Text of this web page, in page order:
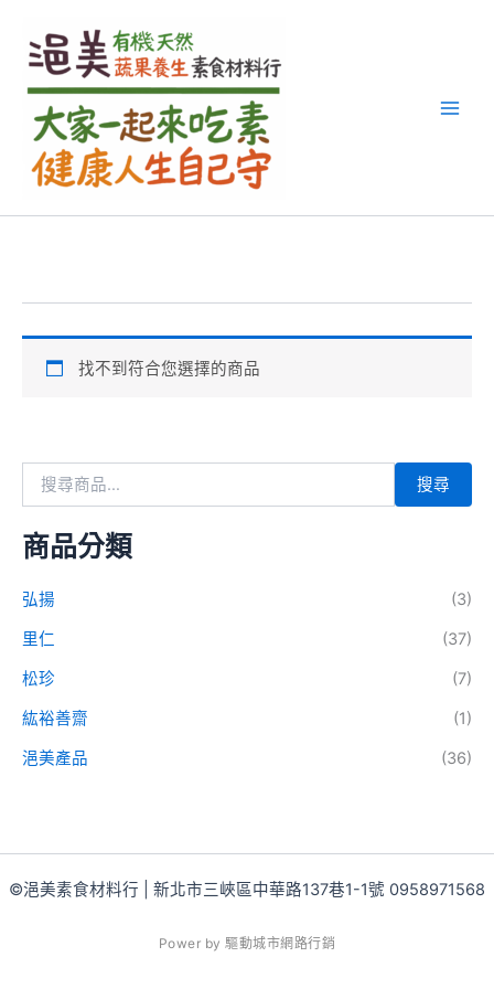
找不到符合您選擇的商品
關
字
搜尋
商品分類
弘揚
(3)
里仁
(37)
松珍
(7)
紘裕善齋
(1)
浥美產品
(36)
©浥美素食材料行 | 新北市三峽區中華路137巷1-1號 0958971568
Power by 驅動城市網路行銷